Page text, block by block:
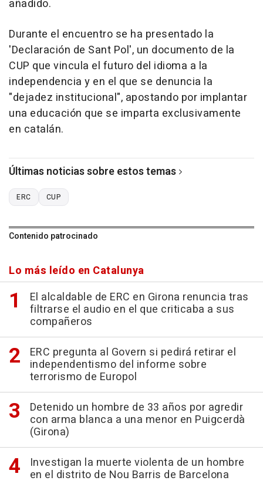
añadido.
Durante el encuentro se ha presentado la
'Declaración de Sant Pol', un documento de la
CUP que vincula el futuro del idioma a la
independencia y en el que se denuncia la
"dejadez institucional", apostando por implantar
una educación que se imparta exclusivamente
en catalán.
Últimas noticias sobre estos temas
ERC CUP
Contenido patrocinado
Lo más leído en Catalunya
El alcaldable de ERC en Girona renuncia tras
filtrarse el audio en el que criticaba a sus
compañeros
ERC pregunta al Govern si pedirá retirar el
independentismo del informe sobre
terrorismo de Europol
Detenido un hombre de 33 años por agredir
con arma blanca a una menor en Puigcerdà
(Girona)
Investigan la muerte violenta de un hombre
en el distrito de Nou Barris de Barcelona